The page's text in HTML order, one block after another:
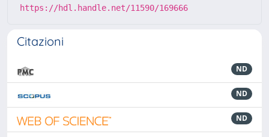
https://hdl.handle.net/11590/169666
Citazioni
ND
ND
ND